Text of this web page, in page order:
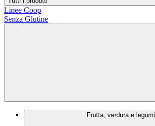
Linee Coop
Senza Glutine
Frutta, verdura e legumi